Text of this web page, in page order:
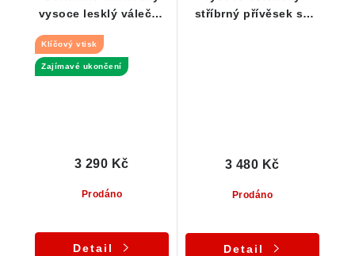
vysoce lesklý váleček
vtiskem
Klíčový vtisk
Zajímavé ukončení
Prodáno
3 290 Kč
Detail
stříbrný přívěsek se
Prodáno
3 480 Kč
Detail